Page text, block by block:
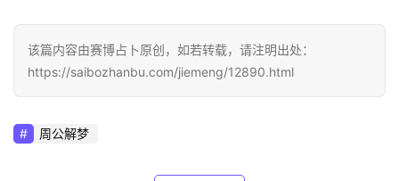
该篇内容由赛博占卜原创，如若转载，请注明出处：
https://saibozhanbu.com/jiemeng/12890.html
周公解梦